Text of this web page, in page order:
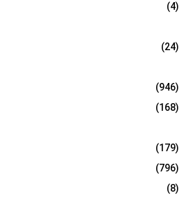
C
H
(4)
(24)
(946)
(168)
(179)
(796)
(8)